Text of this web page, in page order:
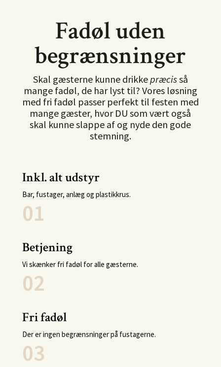
Fadøl uden
begrænsninger
Skal gæsterne kunne drikkepræcisså
mange fadøl, de har lyst til? Vores løsning
med fri fadøl passer perfekt til festen med
mange gæster, hvor DU som vært også
skal kunne slappe af og nyde den gode
stemning.
Inkl. alt udstyr
Bar, fustager, anlæg og plastikkrus.
01
Betjening
Vi skænker fri fadøl for alle gæsterne.
02
Fri fadøl
Der er ingen begrænsninger på fustagerne.
03